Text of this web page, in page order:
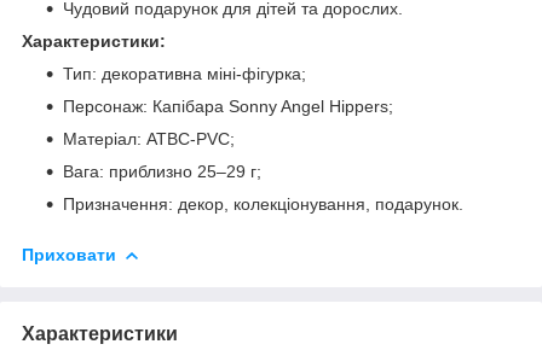
Чудовий подарунок для дітей та дорослих.
Характеристики:
Тип: декоративна міні-фігурка;
Персонаж: Капібара Sonny Angel Hippers;
Матеріал: ATBC-PVC;
Вага: приблизно 25–29 г;
Призначення: декор, колекціонування, подарунок.
Приховати
Характеристики